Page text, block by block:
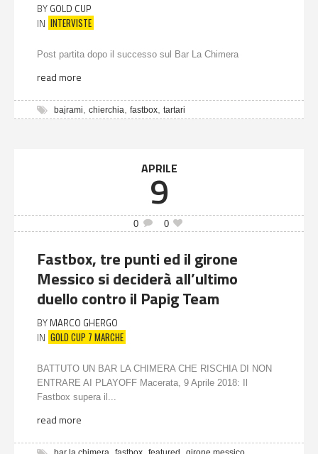
BY GOLD CUP
IN INTERVISTE
Post partita dopo il successo sul Bar La Chimera
read more
bajrami chierchia fastbox tartari
APRILE
9
0 0
Fastbox, tre punti ed il girone
Messico si deciderà all’ultimo
duello contro il Papig Team
BY MARCO GHERGO
IN GOLD CUP 7 MARCHE
BATTUTO UN BAR LA CHIMERA CHE RISCHIA DI NON
ENTRARE AI PLAYOFF Macerata, 9 Aprile 2018: Il
Fastbox supera il...
read more